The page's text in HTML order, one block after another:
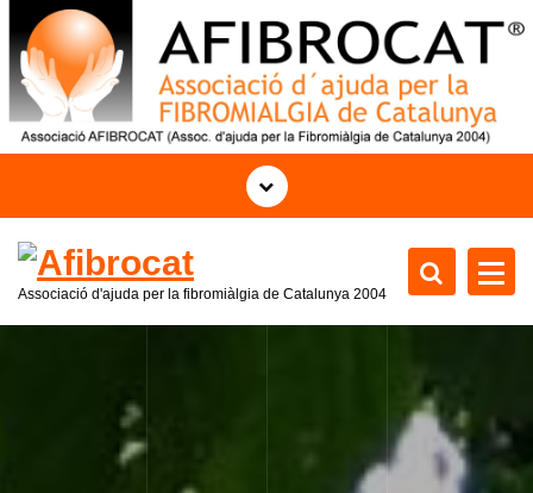
o
n
Associació d'ajuda per la fibromiàlgia de Catalunya 2004